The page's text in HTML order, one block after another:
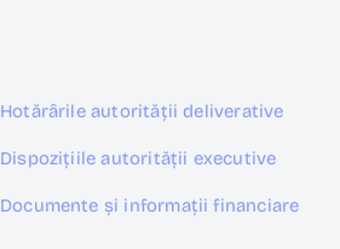
Hotărârile autorității deliverative
Dispozițiile autorității executive
Documente și informații financiare